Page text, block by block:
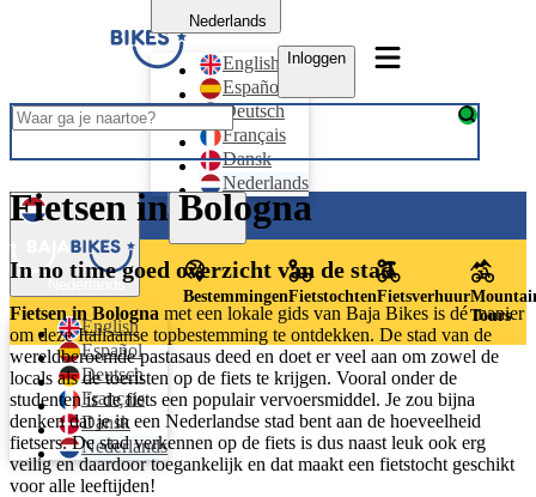
Nederlands
English
Español
Deutsch
Français
Dansk
Nederlands
Inloggen
Nederlands
English
Español
Deutsch
Français
Dansk
Nederlands
Inloggen
BestemmingenFietstochtenFietsverhuur
Tours
Fietsen in Bologna
In no time goed overzicht van de stad
Fietsen in Bologna met een lokale gids van Baja Bikes is dé manier
om deze Italiaanse topbestemming te ontdekken. De stad van de
wereldberoemde pastasaus deed en doet er veel aan om zowel de
locals als de toeristen op de fiets te krijgen. Vooral onder de
studenten is de fiets een populair vervoersmiddel. Je zou bijna
denken dat je in een Nederlandse stad bent aan de hoeveelheid
fietsers. De stad verkennen op de fiets is dus naast leuk ook erg
veilig en daardoor toegankelijk en dat maakt een fietstocht geschikt
voor alle leeftijden!